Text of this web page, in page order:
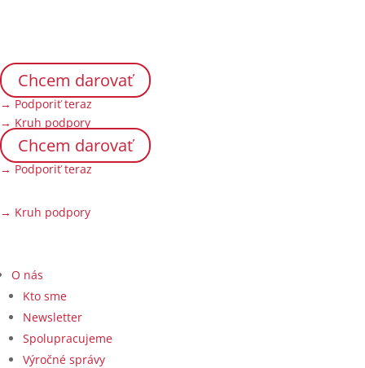
Chcem darovať
→ Podporiť teraz
→ Kruh podpory
Chcem darovať
→ Podporiť teraz
→ Kruh podpory
O nás
Kto sme
Newsletter
Spolupracujeme
Výročné správy